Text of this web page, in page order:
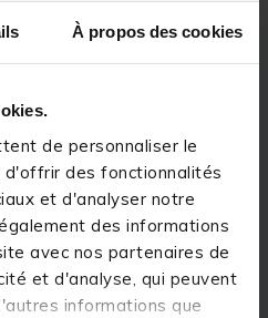
À propos des cookies
de personnaliser le
d'offrir des fonctionnalités
et d'analyser notre
des informations
avec nos partenaires de
et d'analyse, qui peuvent
informations que
détails
de la truite et de